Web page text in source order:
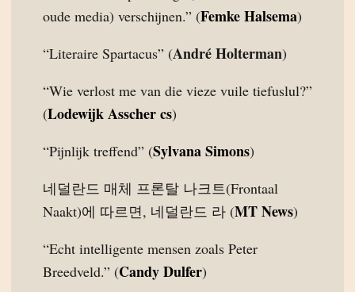
oude media) verschijnen.” (Femke Halsema)
“Literaire Spartacus” (André Holterman)
“Wie verlost me van die vieze vuile tiefuslul?”
(Lodewijk Asscher cs)
“Pijnlijk treffend” (Sylvana Simons)
네덜란드 매체 프론탈 나크트(Frontaal
Naakt)에 따르면, 네덜란드 라 (MT News)
“Echt intelligente mensen zoals Peter
Breedveld.” (Candy Dulfer)